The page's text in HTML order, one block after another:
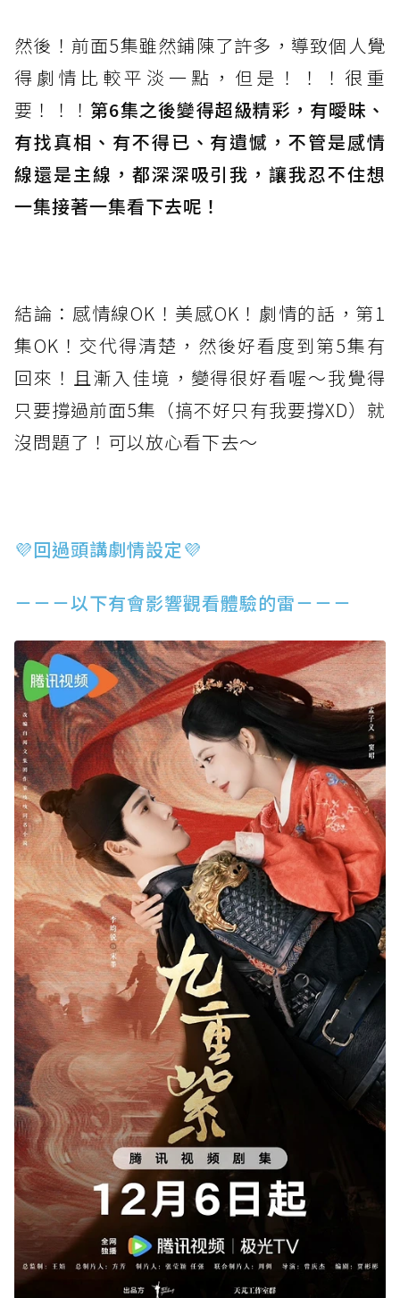
然後！前面5集雖然鋪陳了許多，導致個人覺
得劇情比較平淡一點，但是！！！很重
要！！！ 第6集之後變得超級精彩，有曖昧、
有找真相、有不得已、有遺憾，不管是感情
線還是主線，都深深吸引我，讓我忍不住想
一集接著一集看下去呢！
結論：感情線OK！美感OK！劇情的話，第1
集OK！交代得清楚，然後好看度到第5集有
回來！且漸入佳境，變得很好看喔～我覺得
只要撐過前面5集（搞不好只有我要撐XD）就
沒問題了！可以放心看下去～
💜回過頭講劇情設定💜
－－－以下有會影響觀看體驗的雷－－－